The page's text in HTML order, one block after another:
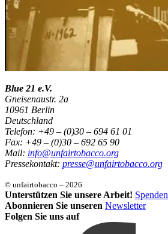
Blue 21 e.V.
Gneisenaustr. 2a
10961 Berlin
Deutschland
Telefon: +49 – (0)30 – 694 61 01
Fax: +49 – (0)30 – 692 65 90
Mail: info@unfairtobacco.org
Pressekontakt: presse@unfairtobacco.org
© unfairtobacco – 2026
Unterstützen Sie unsere Arbeit! Spenden
Abonnieren Sie unseren Newsletter
Folgen Sie uns auf